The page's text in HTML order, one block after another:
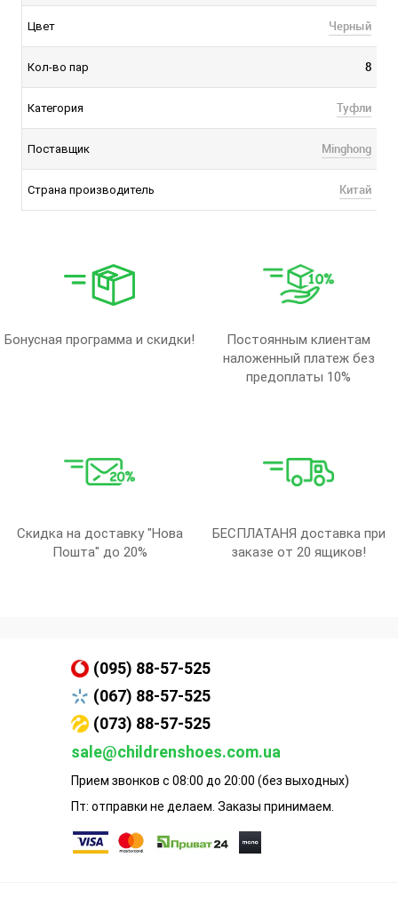
Цвет Черный
Кол-во пар 8
Категория Туфли
Поставщик Minghong
Страна производитель Китай
Бонусная программа и скидки!
Постоянным клиентам
наложенный платеж без
предоплаты 10%
Скидка на доставку "Нова
Пошта" до 20%
БЕСПЛАТАНЯ доставка при
заказе от 20 ящиков!
(095) 88-57-525
(067) 88-57-525
(073) 88-57-525
sale@childrenshoes.com.ua
Прием звонков с 08:00 до 20:00 (без выходных)
Пт: отправки не делаем. Заказы принимаем.